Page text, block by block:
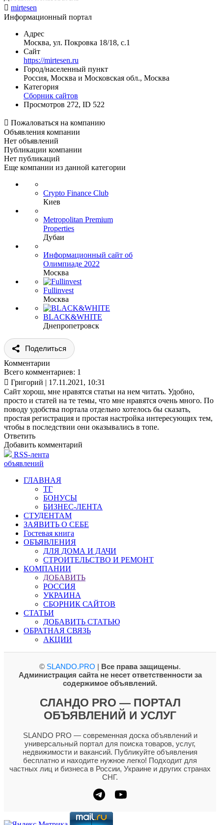
 mirtesen
Информационный портал
Адрес
Москва, ул. Покровка 18/18, с.1
Сайт
https://mirtesen.ru
Город/населенный пункт
Россия, Москва и Московская обл., Москва
Категория
Сборник сайтов
Просмотров 272, ID 522
 Пожаловаться на компанию
Объявления компании
Нет объявлений
Публикации компании
Нет публикаций
Еще компании из данной категории
Crypto Finance Club
Киев
Metropolitan Premium
Properties
Дубаи
Информационный сайт об
Олимпиаде 2022
Москва
Fullinvest
Москва
BLACK&WHITE
Днепропетровск
Поделиться
Комментарии
Всего комментариев: 1
 Григорий | 17.11.2021, 10:31
Сайт хорош, мне нравятся статьи на нем читать. Удобно,
просто и статей на те темы, что мне нравятся очень много. По
поводу удобства портала отдельно хотелось бы сказать,
простая регистрация и простая настройка интересующих тем,
чтобы в последствии они оказывались в топе.
Ответить
Добавить комментарий
RSS-лента
объявлений
ГЛАВНАЯ
ТГ
БОНУСЫ
БИЗНЕС-ЛЕНТА
СТУДЕНТАМ
ЗАЯВИТЬ О СЕБЕ
Гостевая книга
ОБЪЯВЛЕНИЯ
ДЛЯ ДОМА И ДАЧИ
СТРОИТЕЛЬСТВО И РЕМОНТ
КОМПАНИИ
ДОБАВИТЬ
РОССИЯ
УКРАИНА
СБОРНИК САЙТОВ
СТАТЬИ
ДОБАВИТЬ СТАТЬЮ
ОБРАТНАЯ СВЯЗЬ
АКЦИИ
© SLANDO.PRO | Все права защищены.
Администрация сайта не несет ответственности за
содержимое объявлений.
СЛАНДО PRO — ПОРТАЛ
ОБЪЯВЛЕНИЙ И УСЛУГ
SLANDO PRO — современная доска объявлений и
универсальный портал для поиска товаров, услуг,
недвижимости и вакансий. Публикуйте объявления
бесплатно и находите нужное легко! Подходит для
частных лиц и бизнеса в России, Украине и других странах
СНГ.